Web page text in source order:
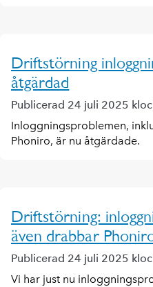
Driftstörning
åtgärdad
Publicerad 24 juli 2025
Inloggningsproblemen,
Phoniro, är nu åtgärdade.
Driftstörning:
även drabbar
Publicerad 24 juli 2025
Vi har just nu